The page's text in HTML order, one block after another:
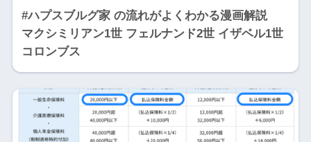
#ハプスブルグ家 の流れがよくわかる漫画解説
マクシミリアン1世 フェルナンド2世 イザベル1世
コロンブス